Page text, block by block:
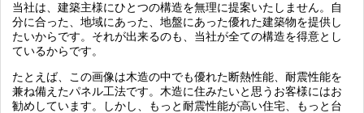
当社は、建築主様にひとつの構造を無理に提案いたしません。自
分に合った、地域にあった、地盤にあった優れた建築物を提供し
たいからです。それが出来るのも、当社が全ての構造を得意とし
ているからです。
たとえば、この画像は木造の中でも優れた断熱性能、耐震性能を
兼ね備えたパネル工法です。木造に住みたいと思うお客様にはお
勧めしています。しかし、もっと耐震性能が高い住宅、もっと台